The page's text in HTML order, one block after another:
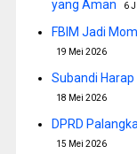
yang Aman
6
FBIM Jadi
19 Mei 2026
Subandi
18 Mei 2026
DPRD
15 Mei 2026